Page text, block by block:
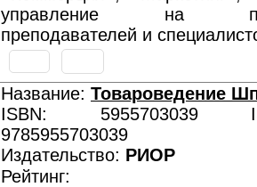
управление на
преподавателей и
Название: Товароведение
ISBN: 5955703039
9785955703039
Издательство: РИОР
Рейтинг: